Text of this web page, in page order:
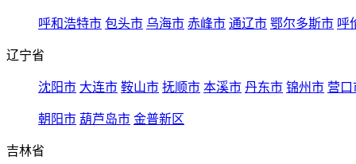
呼和浩特市 包头市 乌海市 赤峰市 通辽市 鄂尔多斯市 呼
辽宁省
沈阳市 大连市 鞍山市 抚顺市 本溪市 丹东市 锦州市 营口
朝阳市 葫芦岛市 金普新区
吉林省